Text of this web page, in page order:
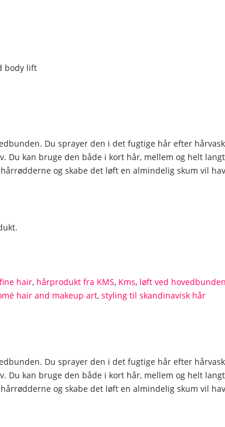
body lift
Du sprayer den i det fugtige hår efter
Du kan bruge den både i kort hår, mellem og helt
og skabe det løft en almindelig skum vil
hair, hårprodukt fra KMS, Kms, løft ved
hair and makeup art,styling til skandinavisk hår
Du sprayer den i det fugtige hår efter
Du kan bruge den både i kort hår, mellem og helt
og skabe det løft en almindelig skum vil